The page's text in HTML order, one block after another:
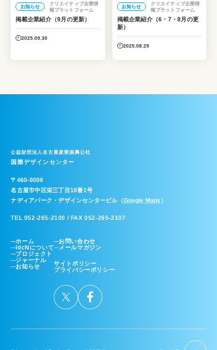
お知らせ
クリエイティブ企業情
報プラットフォーム
掲載企業紹介（9月の更新）
2025.09.30
お知らせ
クリエイティブ企業情
報プラットフォーム
掲載企業紹介（6・7・8月の更
新）
2025.08.29
公益財団法人名古屋産業振興公社
国際デザインセンター
〒 460-0008
名古屋市中区栄三丁目18番1号
ナディアパーク・デザインセンタービル（Google Maps ）
TEL 052-265-2100 / FAX 052-265-2107
ホーム
IdcNについて
プロジェクト
ジャーナル
お知らせ
お問い合わせ
メールマガジン
サイトポリシー
プライバシーポリシー